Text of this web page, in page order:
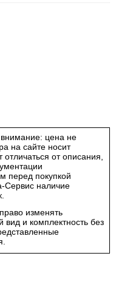
цена не
на сайте носит
от описания,
перед покупкой
Сервис наличие
изменять
вид и комплектность без